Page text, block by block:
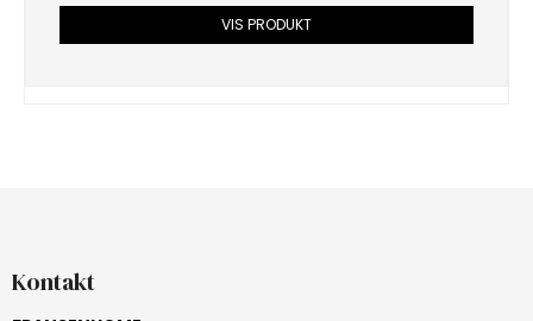
VIS PRODUKT
Kontakt